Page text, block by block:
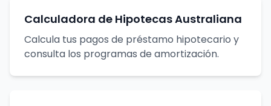
Calculadora de Hipotecas Australiana
Calcula tus pagos de préstamo hipotecario y
consulta los programas de amortización.